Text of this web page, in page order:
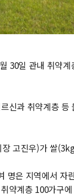
30일 관내 취약계
신과 취약계층
고진우)가 쌀
명은 지역에서 자
약계층 100가구